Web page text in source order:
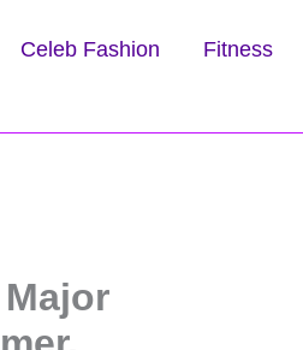
Celeb Fashion
Fitness